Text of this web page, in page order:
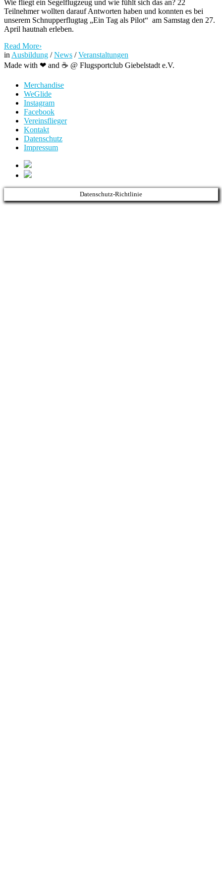
Wie fliegt ein Segelflugzeug und wie fühlt sich das an? 22
Teilnehmer wollten darauf Antworten haben und konnten es bei
unserem Schnupperflugtag „Ein Tag als Pilot“ am Samstag den 27.
April hautnah erleben.
Read More›
in Ausbildung /News /Veranstaltungen
Made with ❤ and ☕️ @ Flugsportclub Giebelstadt e.V.
Merchandise
WeGlide
Instagram
Facebook
Vereinsflieger
Kontakt
Datenschutz
Impressum
Datenschutz-Richtlinie